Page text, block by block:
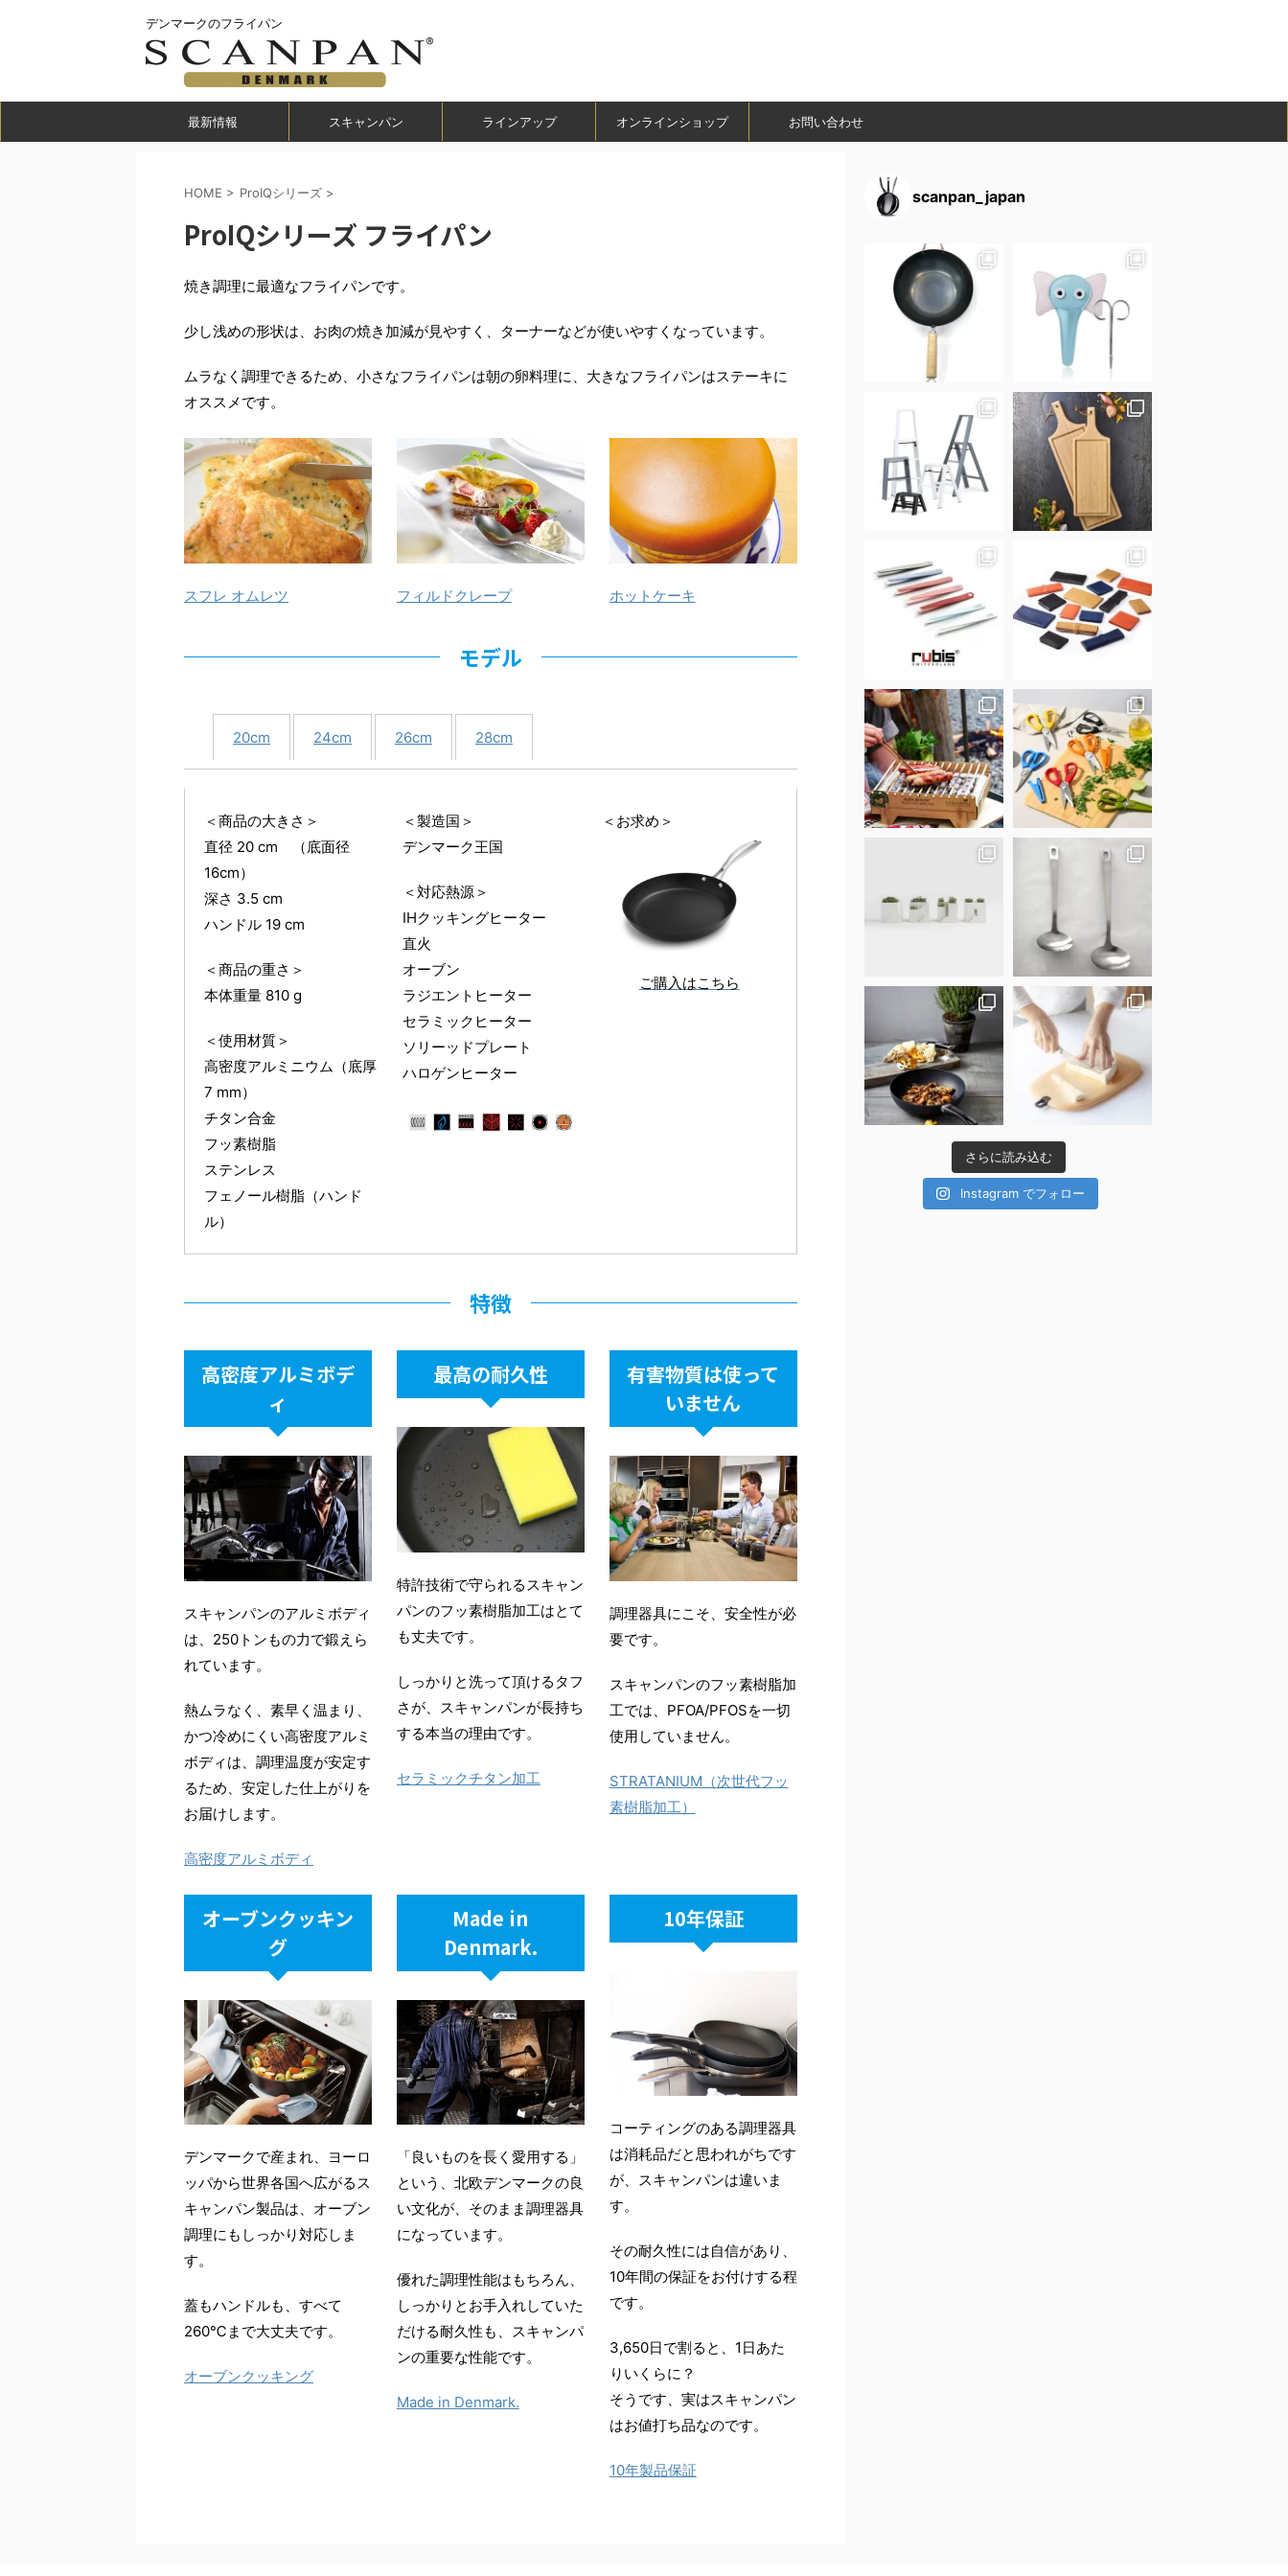
デンマークのフライパン
最新情報 スキャンパン ラインアップ オンラインショップ お問い合わせ
HOME > ProIQシリーズ >
ProIQシリーズ フライパン
焼き調理に最適なフライパンです。
少し浅めの形状は、お肉の焼き加減が見やすく、ターナーなどが使いやすくなっています。
ムラなく調理できるため、小さなフライパンは朝の卵料理に、大きなフライパンはステーキに
オススメです。
スフレ オムレツ フィルドクレープ ホットケーキ
モデル
20cm 24cm 26cm 28cm
＜商品の大きさ＞
直径 20 cm （底面径
16cm）
深さ 3.5 cm
ハンドル 19 cm
＜商品の重さ＞
本体重量 810 g
＜使用材質＞
高密度アルミニウム（底厚
7 mm）
チタン合金
フッ素樹脂
ステンレス
フェノール樹脂（ハンド
ル）
＜製造国＞
デンマーク王国
＜対応熱源＞
IHクッキングヒーター
直火
オーブン
ラジエントヒーター
セラミックヒーター
ソリーッドプレート
ハロゲンヒーター
＜お求め＞
ご購入はこちら
深さ 3.5 cm
ハンドル 19 cm
＜商品の重さ＞
本体重量 1100 g
＜使用材質＞
高密度アルミニウム（底厚
7 mm）
チタン合金
フッ素樹脂
ステンレス
フェノール樹脂（ハンド
デンマーク王国
IHクッキングヒーター
オーブン
ラジエントヒーター
セラミックヒーター
ソリーッドプレート
ハロゲンヒーター
深さ 3.5 cm
ハンドル 21 cm
＜商品の重さ＞
本体重量 1200 g
＜使用材質＞
高密度アルミニウム（底厚
7 mm）
チタン合金
フッ素樹脂
ステンレス
フェノール樹脂（ハンド
デンマーク王国
IHクッキングヒーター
オーブン
ラジエントヒーター
セラミックヒーター
ソリーッドプレート
ハロゲンヒーター
深さ 3.5 cm
ハンドル 21 cm
＜商品の重さ＞
本体重量 1480 g
＜使用材質＞
高密度アルミニウム（底厚
7 mm）
チタン合金
フッ素樹脂
ステンレス
フェノール樹脂（ハンド
デンマーク王国
IHクッキングヒーター
オーブン
ラジエントヒーター
セラミックヒーター
ソリーッドプレート
ハロゲンヒーター
特徴
高密度アルミボデ
ィ
スキャンパンのアルミボディ
は、250トンもの力で鍛えら
れています。
熱ムラなく、素早く温まり、
かつ冷めにくい高密度アルミ
ボディは、調理温度が安定す
るため、安定した仕上がりを
お届けします。
高密度アルミボディ
最高の耐久性
特許技術で守られるスキャン
パンのフッ素樹脂加工はとて
も丈夫です。
しっかりと洗って頂けるタフ
さが、スキャンパンが長持ち
する本当の理由です。
セラミックチタン加工
有害物質は使って
いません
調理器具にこそ、安全性が必
要です。
スキャンパンのフッ素樹脂加
工では、PFOA/PFOSを一切
使用していません。
STRATANIUM（次世代フッ
素樹脂加工）
オーブンクッキン
グ
デンマークで産まれ、ヨーロ
ッパから世界各国へ広がるス
キャンパン製品は、オーブン
調理にもしっかり対応しま
す。
蓋もハンドルも、すべて
260℃まで大丈夫です。
オーブンクッキング
Made in
Denmark.
「良いものを長く愛用する」
という、北欧デンマークの良
い文化が、そのまま調理器具
になっています。
優れた調理性能はもちろん、
しっかりとお手入れしていた
だける耐久性も、スキャンパ
ンの重要な性能です。
Made in Denmark.
10年保証
コーティングのある調理器具
は消耗品だと思われがちです
が、スキャンパンは違いま
す。
その耐久性には自信があり、
10年間の保証をお付けする程
です。
3,650日で割ると、1日あた
りいくらに？
そうです、実はスキャンパン
はお値打ち品なのです。
10年製品保証
scanpan_japan
さらに読み込む
Instagram でフォロー